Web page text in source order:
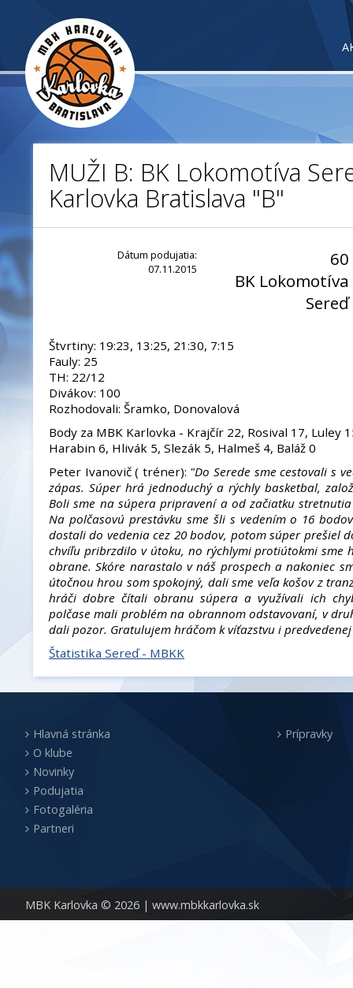
MUŽI B: BK Lokomotíva
Karlovka Bratislava "B"
Dátum podujatia:
07.11.2015
60
BK Lokomotíva
Sereď
Štvrtiny: 19:23, 13:25, 21:30, 7:15
Fauly: 25
TH: 22/12
Divákov: 100
Rozhodovali: Šramko, Donovalová
Body za MBK Karlovka - Krajčír 22, Rosival 17, Luley
Harabin 6, Hlivák 5, Slezák 5, Halmeš 4, Baláž 0
Peter Ivanovič ( tréner): "Do Serede sme cestovali s
zápas. Súper hrá jednoduchý a rýchly basketbal,
Boli sme na súpera pripravení a od začiatku
Na polčasovú prestávku sme šli s vedením o 16
dostali do vedenia cez 20 bodov, potom súper prešiel
chvíľu pribrzdilo v útoku, no rýchlymi protiútokmi sme
obrane. Skóre narastalo v náš prospech a nakoniec
útočnou hrou som spokojný, dali sme veľa košov z
hráči dobre čítali obranu súpera a využívali ich
polčase mali problém na obrannom odstavovaní, v
dali pozor. Gratulujem hráčom k víťazstvu i
Štatistika Sereď - MBKK
MBK Karlovka © 2026 | www.mbkkarlovka.sk
Hlavná stránka
O klube
Novinky
Podujatia
Fotogaléria
Partneri
Prípravky